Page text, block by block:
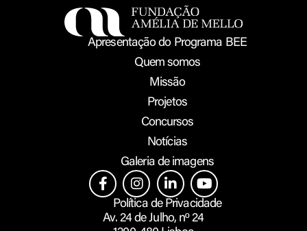
Apresentação do Programa BEE
Quem somos
Missão
Projetos
Concursos
Notícias
Galeria de imagens
Política de Privacidade
Av. 24 de Julho, nº 24